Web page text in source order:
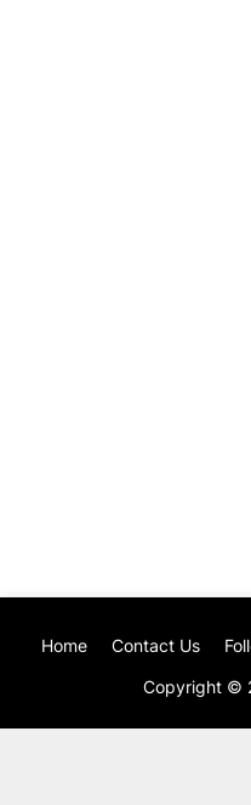
Copyright ©
Home Contact Us